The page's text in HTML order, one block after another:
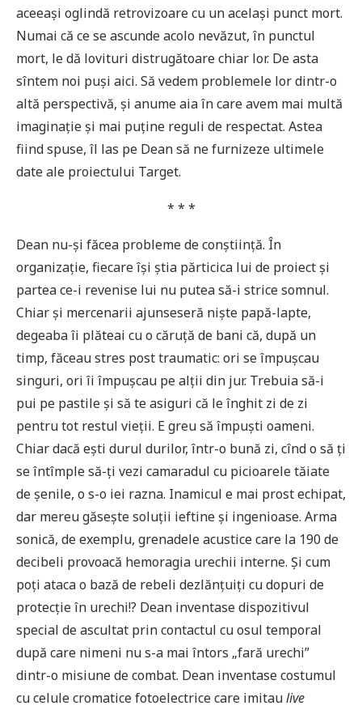
aceeași oglindă retrovizoare cu un același punct mort.
Numai că ce se ascunde acolo nevăzut, în punctul
mort, le dă lovituri distrugătoare chiar lor. De asta
sîntem noi puși aici. Să vedem problemele lor dintr-o
altă perspectivă, și anume aia în care avem mai multă
imaginație și mai puține reguli de respectat. Astea
fiind spuse, îl las pe Dean să ne furnizeze ultimele
date ale proiectului Target.
* * *
Dean nu-și făcea probleme de conștiință. În
organizație, fiecare își știa părticica lui de proiect și
partea ce-i revenise lui nu putea să-i strice somnul.
Chiar și mercenarii ajunseseră niște papă-lapte,
degeaba îi plăteai cu o căruță de bani că, după un
timp, făceau stres post traumatic: ori se împușcau
singuri, ori îi împușcau pe alții din jur. Trebuia să-i
pui pe pastile și să te asiguri că le înghit zi de zi
pentru tot restul vieții. E greu să împuști oameni.
Chiar dacă ești durul durilor, într-o bună zi, cînd o să ți
se întîmple să-ți vezi camaradul cu picioarele tăiate
de șenile, o s-o iei razna. Inamicul e mai prost echipat,
dar mereu găsește soluții ieftine și ingenioase. Arma
sonică, de exemplu, grenadele acustice care la 190 de
decibeli provoacă hemoragia urechii interne. Și cum
poți ataca o bază de rebeli dezlănțuiți cu dopuri de
protecție în urechi!? Dean inventase dispozitivul
special de ascultat prin contactul cu osul temporal
după care nimeni nu s-a mai întors „fară urechi”
dintr-o misiune de combat. Dean inventase costumul
cu celule cromatice fotoelectrice care imitaulive